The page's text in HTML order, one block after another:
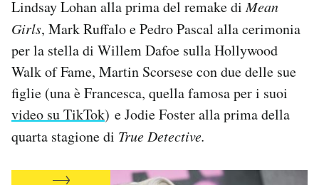
Lindsay Lohan alla prima del remake diMean
Girls, Mark Ruffalo e Pedro Pascal alla cerimonia
per la stella di Willem Dafoe sulla Hollywood
Walk of Fame, Martin Scorsese con due delle sue
figlie (una è Francesca, quella famosa per i suoi
video su TikTok) e Jodie Foster alla prima della
quarta stagione di True Detective.